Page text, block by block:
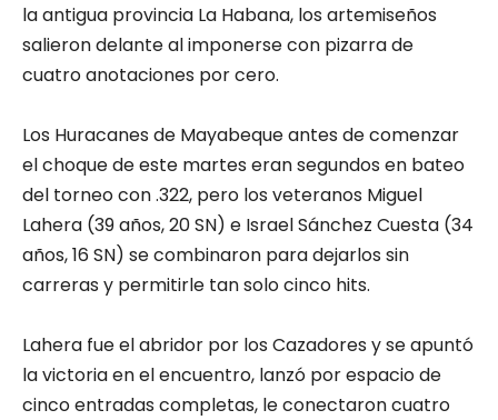
la antigua provincia La Habana, los artemiseños
salieron delante al imponerse con pizarra de
cuatro anotaciones por cero.
Los Huracanes de Mayabeque antes de comenzar
el choque de este martes eran segundos en bateo
del torneo con .322, pero los veteranos Miguel
Lahera (39 años, 20 SN) e Israel Sánchez Cuesta (34
años, 16 SN) se combinaron para dejarlos sin
carreras y permitirle tan solo cinco hits.
Lahera fue el abridor por los Cazadores y se apuntó
la victoria en el encuentro, lanzó por espacio de
cinco entradas completas, le conectaron cuatro